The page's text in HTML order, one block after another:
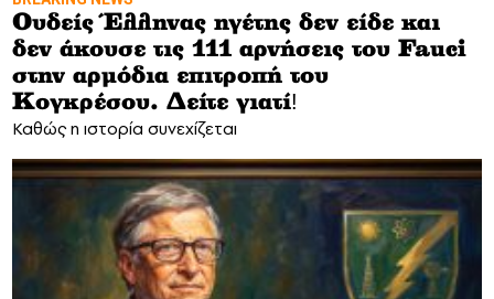
Ουδείς Έλληνας ηγέτης δεν είδε και
δεν άκουσε τις 111 αρνήσεις του Fauci
στην αρμόδια επιτροπή του
Κογκρέσου. Δείτε γιατί!
Καθώς η ιστορία συνεχίζεται